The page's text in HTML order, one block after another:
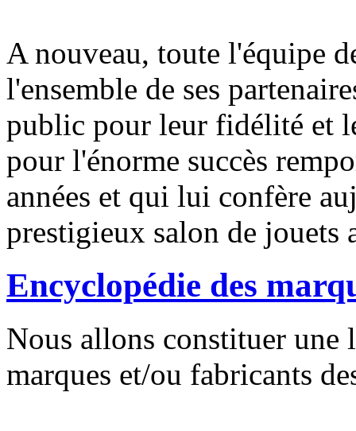
A nouveau, toute l'équipe
l'ensemble de ses
public pour leur fidélité et
pour l'énorme succès
années et qui lui confère
prestigieux salon de jouets
Encyclopédie des
Nous allons constituer une
marques et/ou fabricants